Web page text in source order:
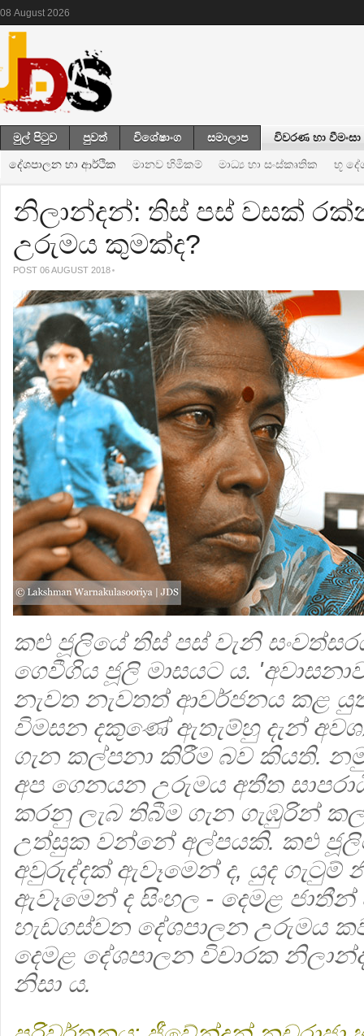
08 August 2026
මුල් පිටුව පුවත් විශේෂාංග සමාලාප විවරණ හා වීමංසා
දේශපාලන හා ආර්ථික මානව හිමිකම් මාධ්‍ය හා සංස්කෘතික භූ
නිලාන්දන්: තිස් පස් වසක්
උරුමය කුමක්ද?
POST 06 AUGUST 2018
කළු ජූලියේ තිස් පස් වැනි
ගෙවීගිය ජූලි මාසයට ය.
නැවත නැවතත් ආවර්ජනය කළ
විමසන දකුණේ ඇතැම්හු දැන්
ගැන කල්පනා කිරීම බව කියති.
අප ගෙනයන උරුමය අතීත
කරනු ලැබ තිබීම ගැන ගැඹුරින්
උත්සුක වන්නේ අල්පයකි. කළු
අවුරුද්දක් ඇවෑමෙන් ද, යුද
ඇවෑමෙන් ද සිංහල - දෙමළ ජාතීන්
හැඩගස්වන දේශපාලන උරුමය
දෙමළ දේශපාලන විචාරක
නිසා ය.